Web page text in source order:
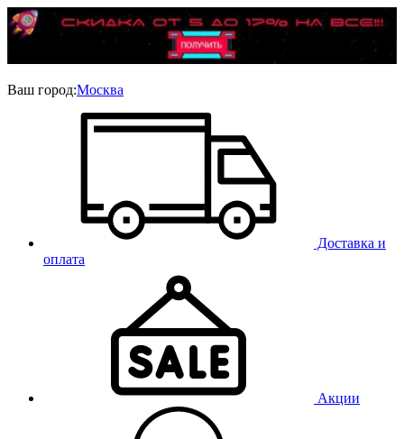
Ваш город:Москва
Доставка и
оплата
Акции